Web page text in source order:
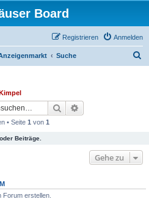
Board
Anmelden
Registrieren
Suche
Suche
• Seite 1 von 1
Beiträge.
Gehe zu
Forum erstellen.